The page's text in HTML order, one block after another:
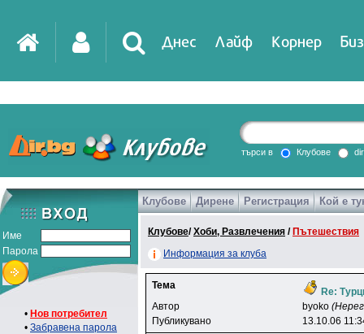
Днес Лайф Корнер
DirTV Impressio
Games
търси в Клубове
Име
Парола
• Нов потребител
• Забравена парола
Клубове Дирене Регистрация Кой е
Клубове/Хоби, Развлечения / Пътешествия
Информация за клуба
Тема
Re:
Автор
byoko
Публикувано
13.10.06